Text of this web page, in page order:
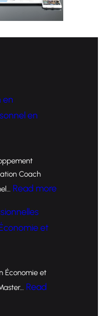
en
en
Coach
Read more:
et
Économie et
Read